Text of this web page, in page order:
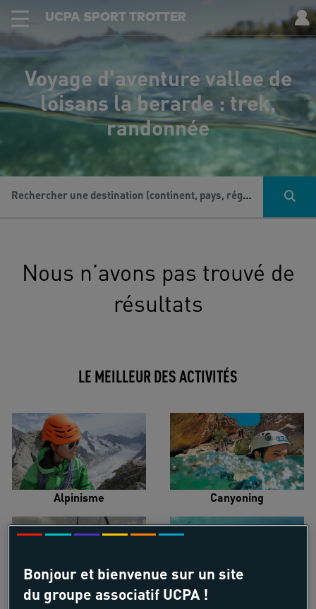
UCPA SPORT TROTTER
Voyage d'aventure vallee de
loisans la berarde : trek,
randonnée
Rechercher une destination (continent, pays, région...), une activité...
Nous n’avons pas trouvé de
résultats
LE MEILLEUR DES ACTIVITÉS
Alpinisme Canyoning
Croisière voilier Kayak de mer
Bonjour et bienvenue sur un site
du groupe associatif UCPA !